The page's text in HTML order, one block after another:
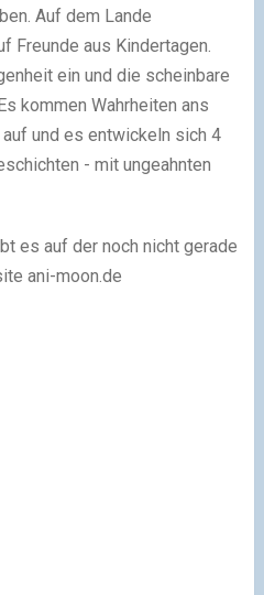
Auf dem Lande
Freunde aus Kindertagen.
ein und die scheinbare
kommen Wahrheiten ans
und es entwickeln sich 4
- mit ungeahnten
es auf der noch nicht gerade
ani-moon.de